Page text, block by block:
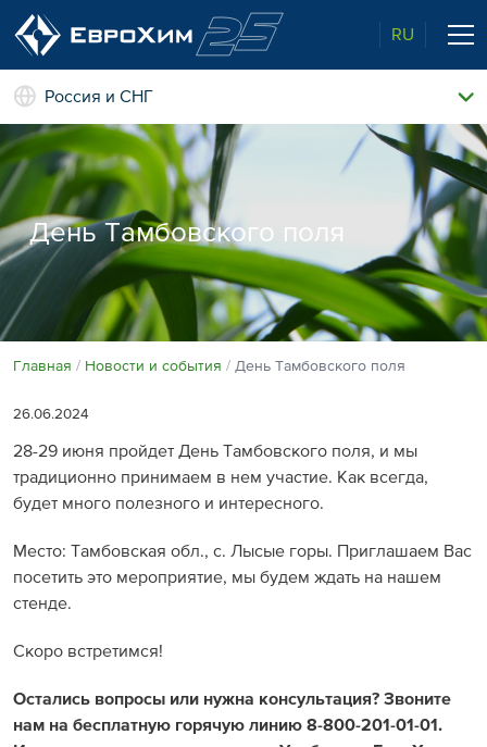
RU
Наши удобрения
О нас
Поддержка и сопровождение
Качество от лидера рынка
Экологичность
Агросервис
Агроэкспертиза
Полевые опыты
Новости и события
Наши контакты
Россия и СНГ
День Тамбовского поля
Главная Новости и события День Тамбовского поля
26.06.2024
28-29 июня пройдет День Тамбовского поля, и мы
традиционно принимаем в нем участие. Как всегда,
будет много полезного и интересного.
Место: Тамбовская обл., с. Лысые горы. Приглашаем Вас
посетить это мероприятие, мы будем ждать на нашем
стенде.
Скоро встретимся!
Остались вопросы или нужна консультация? Звоните
нам на бесплатную горячую линию 8-800-201-01-01.